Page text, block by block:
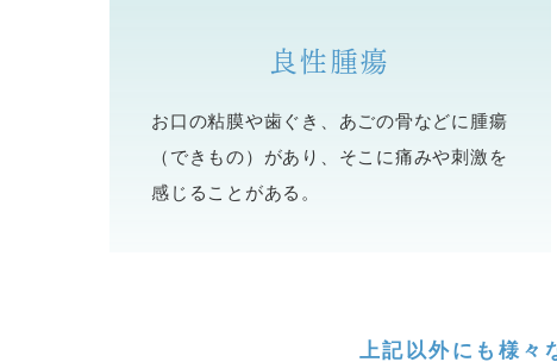
良性腫瘍
お口の粘膜や歯ぐき、あごの骨などに腫瘍
（できもの）があり、そこに痛みや刺激を
感じることがある。
上記以外にも様々